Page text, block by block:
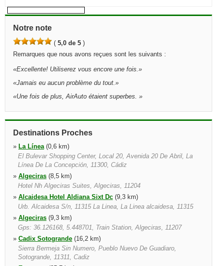
Notre note
( 5,0 de 5 )
Remarques que nous avons reçues sont les suivants :
«Excellente! Utiliserez vous encore une fois.»
«Jamais eu aucun problème du tout.»
«Une fois de plus, AirAuto étaient superbes. »
Destinations Proches
» La Línea(0,6 km)
El Bulevar Shopping Center, Local 20, Avenida 20 De Abril, La
Línea De La Concepción, 11300, Cádiz
» Algeciras (8,5 km)
Hotel Nh Algeciras Suites, Algeciras, 11204
» Alcaidesa Hotel Aldiana Sixt Dc (9,3 km)
Urb. Alcaidesa S/n, 11315 La Linea, La Linea alcaidesa, 11315
» Algeciras (9,3 km)
Gps: 36.126168, 5.448701, Train Station, Algeciras, 11207
» Cadix Sotogrande (16,2 km)
Sierra Bermeja Sin Numero, Pueblo Nuevo De Guadiaro,
Sotogrande, 11311, Cadiz